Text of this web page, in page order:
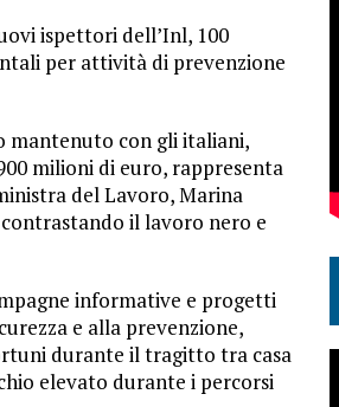
ispettori dell’Inl, 100
per attività di prevenzione
mantenuto con gli italiani,
milioni di euro, rappresenta
del Lavoro, Marina
il lavoro nero e
informative e progetti
e alla prevenzione,
durante il tragitto tra casa
elevato durante i percorsi